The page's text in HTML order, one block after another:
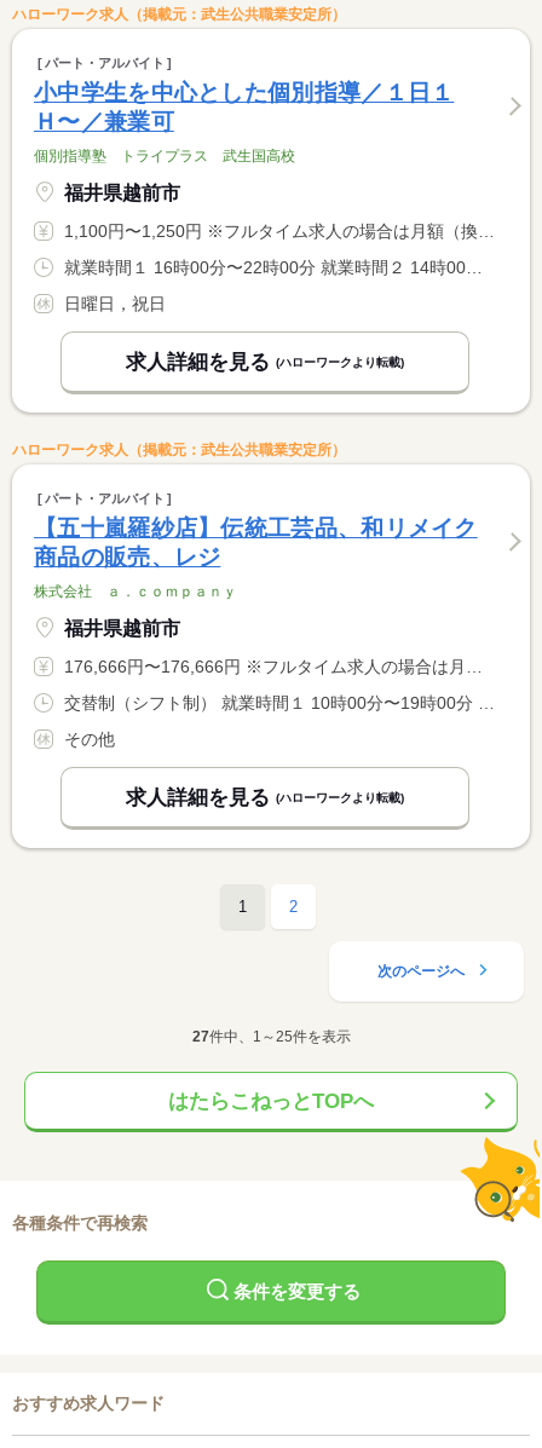
ハローワーク求人（掲載元：武生公共職業安定所）
パート・アルバイト
小中学生を中心とした個別指導／１日１
Ｈ〜／兼業可
個別指導塾 トライプラス 武生国高校
福井県越前市
1,100円〜1,250円 ※フルタイム求人の場合は月額（換算額）、パート求人の場合は時間額を表示しています。
日曜日，祝日
求人詳細を見る (ハローワークより転載)
ハローワーク求人（掲載元：武生公共職業安定所）
パート・アルバイト
【五十嵐羅紗店】伝統工芸品、和リメイク
商品の販売、レジ
株式会社 ａ．ｃｏｍｐａｎｙ
福井県越前市
176,666円〜176,666円 ※フルタイム求人の場合は月額（換算額）、パート求人の場合は時間額を表示しています。
その他
求人詳細を見る (ハローワークより転載)
1 2
次のページへ
27件中、1～25件を表示
はたらこねっとTOPへ
各種条件で再検索
条件を変更する
おすすめ求人ワード